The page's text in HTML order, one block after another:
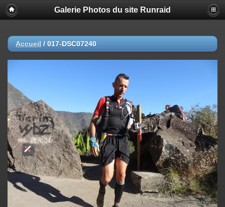
Galerie Photos du site Runraid
Accueil / 017-DSC07240